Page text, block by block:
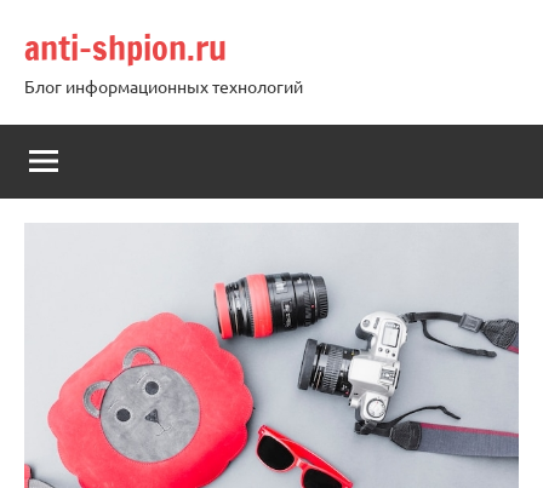
содержимому
anti-shpion.ru
Блог информационных технологий